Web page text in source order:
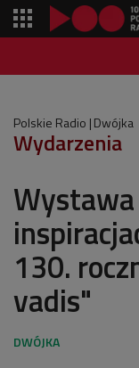
Polskie Radio Dwójka
Wydarzenia
130.
vadis"